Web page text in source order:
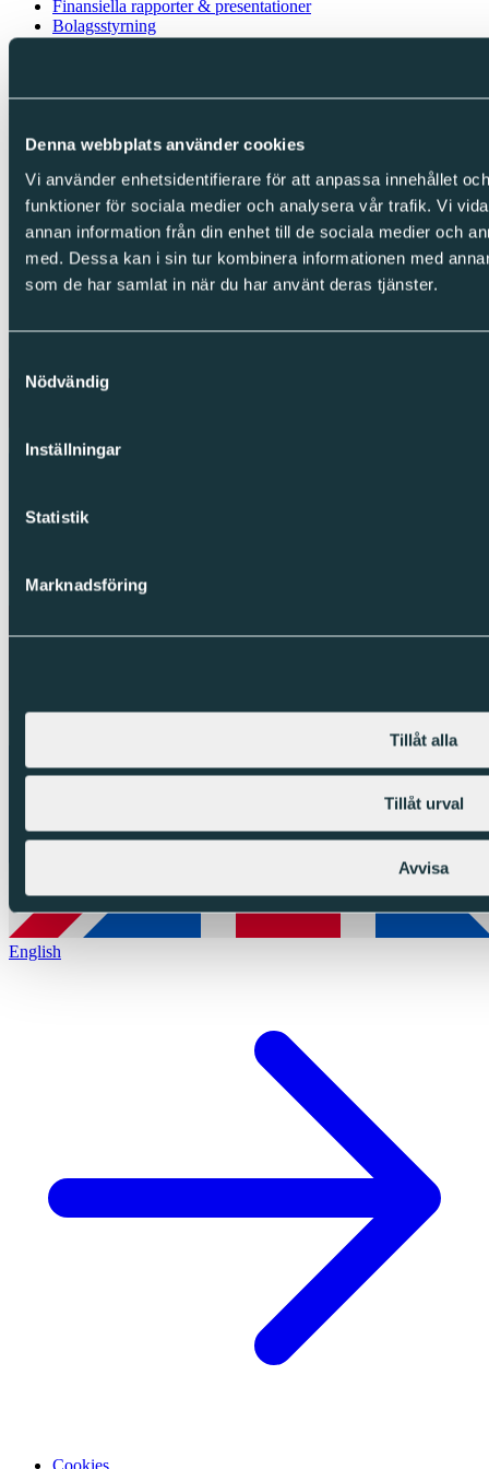
Denna webbplats använder cookies
Vi använder enhetsidentifierare för att anpassa innehållet
funktioner för sociala medier och analysera vår trafik. Vi
annan information från din enhet till de sociala medier och
med. Dessa kan i sin tur kombinera informationen med
som de har samlat in när du har använt deras tjänster.
Nödvändig
Inställningar
Statistik
Marknadsföring
Tillåt alla
Tillåt urval
Avvisa
Finansiella rapporter & presentationer
Bolagsstyrning
Följ oss
LinkedIn
Facebook
Instagram
Integritet
Cookies
Integritetspolicy
English
Cookies